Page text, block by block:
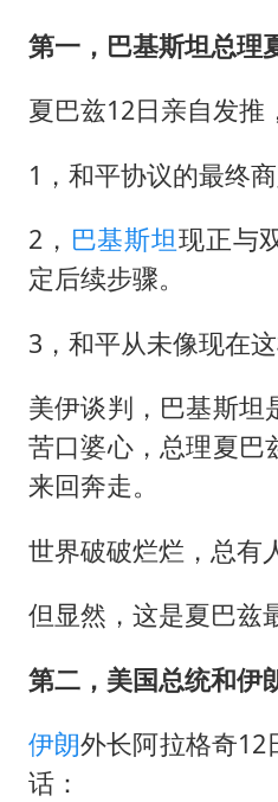
第一，巴基斯坦总理
夏巴兹12日亲自发推
1，和平协议的最终商
2， 巴基斯坦现正与
定后续步骤。
3，和平从未像现在这
美伊谈判，巴基斯坦
苦口婆心，总理夏巴
来回奔走。
世界破破烂烂，总有
但显然，这是夏巴兹
第二，美国总统和伊
伊朗外长阿拉格奇12
话：